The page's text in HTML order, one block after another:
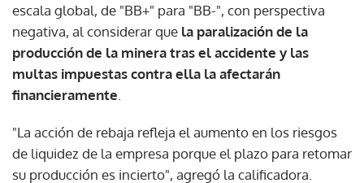
escala global, de "BB+" para "BB-", con perspectiva
negativa, al considerar que la paralización de la
producción de la minera tras el accidente y las
multas impuestas contra ella la afectarán
financieramente
"La acción de rebaja refleja el aumento en los riesgos
de liquidez de la empresa porque el plazo para retomar
su producción es incierto", agregó la calificadora.